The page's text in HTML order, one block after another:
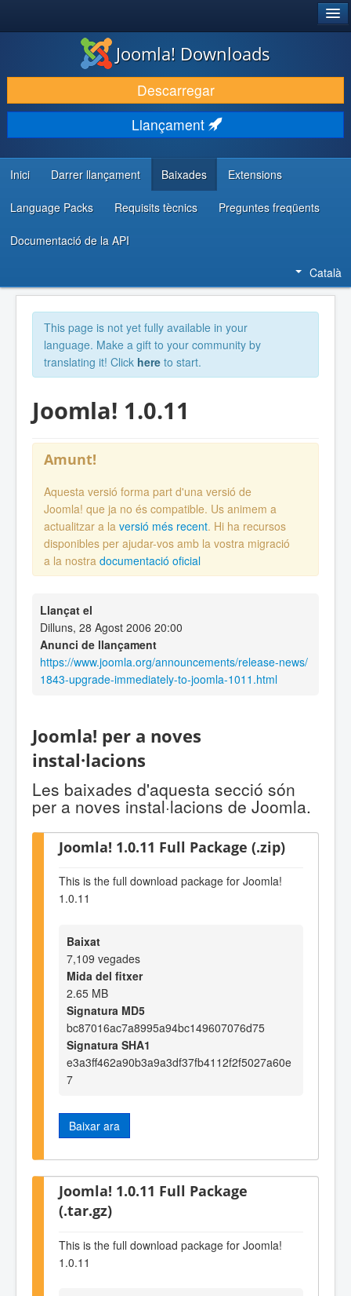
DESCARREGA & AMPLIA
DESCOBRIR & APRENDRE
COMUNITAT & SUPORT
RECURSOS PER DESENVOLUPADORS/ES
Joomla! Downloads
Descarregar
Llançament
Inici Darrer llançament Baixades Extensions
Language Packs Requisits tècnics Preguntes freqüents
Documentació de la API
Català
This page is not yet fully available in your
language. Make a gift to your community by
translating it! Click here to start.
Joomla! 1.0.11
Amunt!
Aquesta versió forma part d'una versió de
Joomla! que ja no és compatible. Us animem a
actualitzar a la versió més recent. Hi ha recursos
disponibles per ajudar-vos amb la vostra migració
a la nostra documentació oficial
Llançat el
Dilluns, 28 Agost 2006 20:00
Anunci de llançament
https://www.joomla.org/announcements/release-news/
1843-upgrade-immediately-to-joomla-1011.html
Joomla! per a noves
instal·lacions
Les baixades d'aquesta secció són
per a noves instal·lacions de Joomla.
Joomla! 1.0.11 Full Package (.zip)
This is the full download package for Joomla!
1.0.11
Baixat
7,109 vegades
Mida del fitxer
2.65 MB
Signatura MD5
bc87016ac7a8995a94bc149607076d75
Signatura SHA1
e3a3ff462a90b3a9a3df37fb4112f2f5027a60e
7
Baixar ara
Joomla! 1.0.11 Full Package
(.tar.gz)
This is the full download package for Joomla!
1.0.11